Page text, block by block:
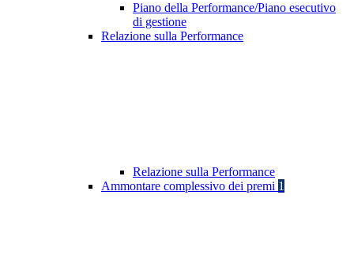
Piano della Performance/Piano esecutivo
di gestione
Relazione sulla Performance
Relazione sulla Performance
Ammontare complessivo dei premi 1